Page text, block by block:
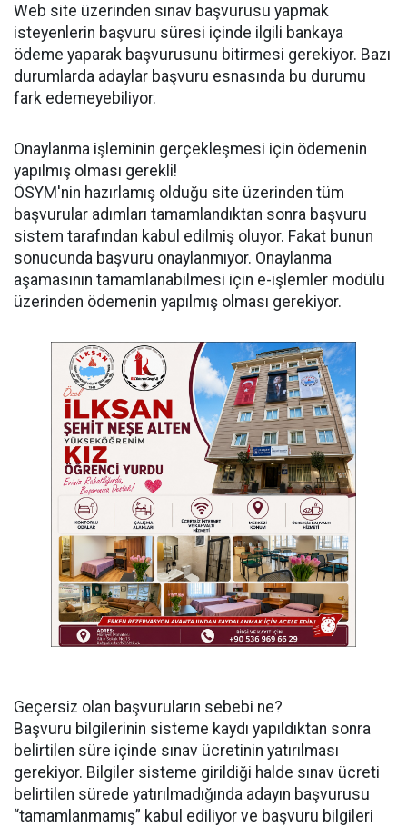
Web site üzerinden sınav başvurusu yapmak
isteyenlerin başvuru süresi içinde ilgili bankaya
ödeme yaparak başvurusunu bitirmesi gerekiyor. Bazı
durumlarda adaylar başvuru esnasında bu durumu
fark edemeyebiliyor.
Onaylanma işleminin gerçekleşmesi için ödemenin
yapılmış olması gerekli!
ÖSYM'nin hazırlamış olduğu site üzerinden tüm
başvurular adımları tamamlandıktan sonra başvuru
sistem tarafından kabul edilmiş oluyor. Fakat bunun
sonucunda başvuru onaylanmıyor. Onaylanma
aşamasının tamamlanabilmesi için e-işlemler modülü
üzerinden ödemenin yapılmış olması gerekiyor.
Geçersiz olan başvuruların sebebi ne?
Başvuru bilgilerinin sisteme kaydı yapıldıktan sonra
belirtilen süre içinde sınav ücretinin yatırılması
gerekiyor. Bilgiler sisteme girildiği halde sınav ücreti
belirtilen sürede yatırılmadığında adayın başvurusu
“tamamlanmamış” kabul ediliyor ve başvuru bilgileri